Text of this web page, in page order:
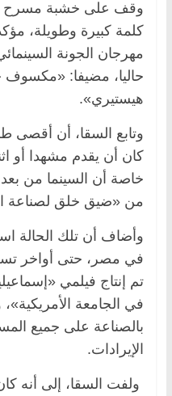
وقف على خشبة مسرح
كلمة كبيرة وطويلة،
مهرجان الجونة
حاليا، مضيفا: «مكسوف
هيستيري».
وتابع السقا، أن
كان أن يقدم مشهدا أو
من «ضيق خلق لصناعة
وأضاف أن تلك الحالة
في مصر، حتى أواخر
تم إنتاج فيلمي
في الجامعة
بالصناعة على جميع
الإيرادات.
ولفت السقا، إلى أنه